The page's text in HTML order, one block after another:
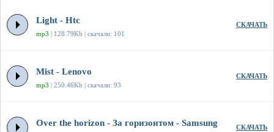
Light - Htc
mp3 | 128.79Kb | скачали: 101
СКАЧАТЬ
Mist - Lenovo
mp3 | 250.46Kb | скачали: 93
СКАЧАТЬ
Over the horizon - За горизонтом - Samsung СКАЧАТЬ